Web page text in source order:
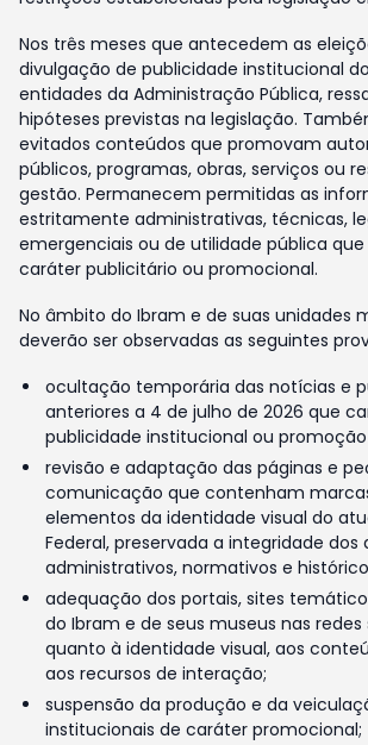
Nos três meses que antecedem as
divulgação de publicidade institucional
entidades da Administração Pública,
hipóteses previstas na legislação.
evitados conteúdos que promovam
públicos, programas, obras, serviços ou
gestão. Permanecem permitidas as
estritamente administrativas, técnicas,
emergenciais ou de utilidade pública
caráter publicitário ou promocional.
No âmbito do Ibram e de suas unidades
deverão ser observadas as seguintes
ocultação temporária das notícias e
anteriores a 4 de julho de 2026 que
publicidade institucional ou
revisão e adaptação das páginas e
comunicação que contenham
elementos da identidade visual do
Federal, preservada a integridade
administrativos, normativos e
adequação dos portais, sites
do Ibram e de seus museus nas redes
quanto à identidade visual, aos
aos recursos de interação;
suspensão da produção e da
institucionais de caráter promocional;